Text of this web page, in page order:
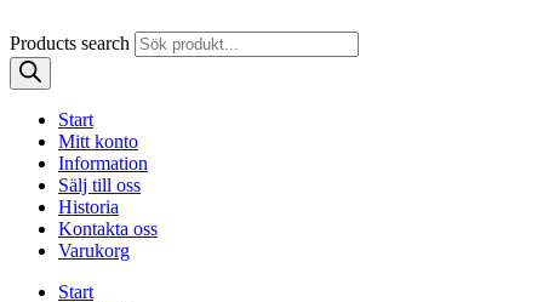
Products search
Start
Mitt konto
Information
Sälj till oss
Historia
Kontakta oss
Varukorg
Start